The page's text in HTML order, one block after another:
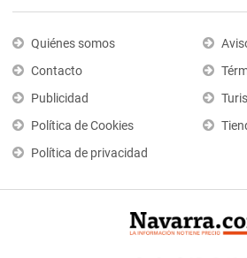
Quiénes somos
Contacto
Publicidad
Política de Cookies
Política de privacidad